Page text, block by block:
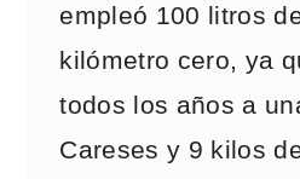
empleó 100 litros
kilómetro cero, ya
todos los años a
Careses y 9 kilos